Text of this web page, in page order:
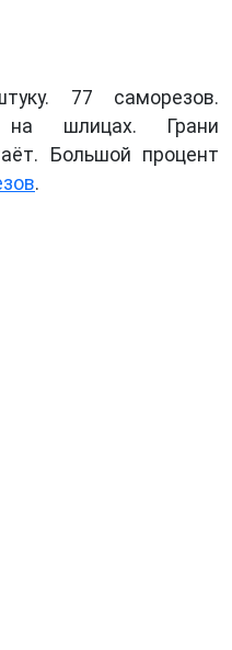
77 саморезов.
на шлицах. Грани
Большой процент
.